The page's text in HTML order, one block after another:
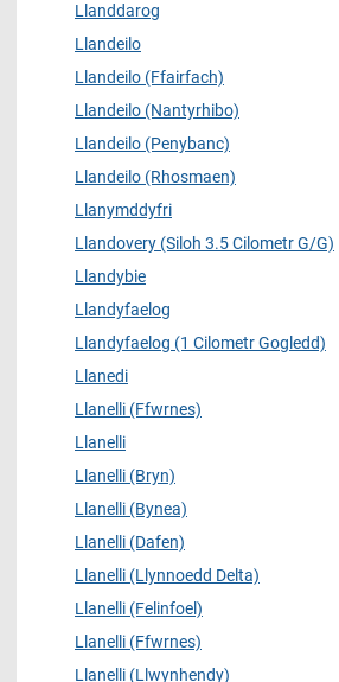
Llanddarog
Llandeilo
Llandeilo (Ffairfach)
Llandeilo (Nantyrhibo)
Llandeilo (Penybanc)
Llandeilo (Rhosmaen)
Llanymddyfri
Llandovery (Siloh 3.5 Cilometr G/G)
Llandybie
Llandyfaelog
Llandyfaelog (1 Cilometr Gogledd)
Llanedi
Llanelli (Ffwrnes)
Llanelli
Llanelli (Bryn)
Llanelli (Bynea)
Llanelli (Dafen)
Llanelli (Llynnoedd Delta)
Llanelli (Felinfoel)
Llanelli (Ffwrnes)
Llanelli (Llwynhendy)